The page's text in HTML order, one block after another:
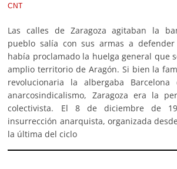
CNT
Las calles de Zaragoza agitaban la
pueblo salía con sus armas a
había proclamado la huelga general que
amplio territorio de Aragón. Si bien la
revolucionaria la albergaba
anarcosindicalismo, Zaragoza era la
colectivista. El 8 de diciembre de
insurrección anarquista, organizada
la última del ciclo